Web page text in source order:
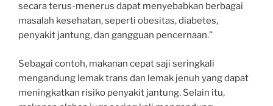
secara terus-menerus dapat menyebabkan berbagai
masalah kesehatan, seperti obesitas, diabetes,
penyakit jantung, dan gangguan pencernaan.”
Sebagai contoh, makanan cepat saji seringkali
mengandung lemak trans dan lemak jenuh yang dapat
meningkatkan risiko penyakit jantung. Selain itu,